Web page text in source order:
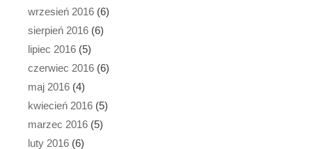
wrzesień 2016 (6)
sierpień 2016 (6)
lipiec 2016 (5)
czerwiec 2016 (6)
maj 2016 (4)
kwiecień 2016 (5)
marzec 2016 (5)
luty 2016 (6)